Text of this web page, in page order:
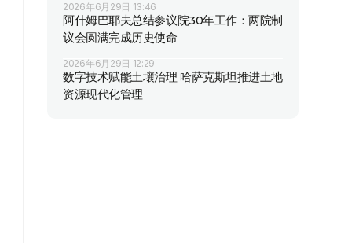
2026年6月29日 13:46
阿什姆巴耶夫总结参议院30年工作：两院制
议会圆满完成历史使命
2026年6月29日 12:29
数字技术赋能土壤治理 哈萨克斯坦推进土地
资源现代化管理